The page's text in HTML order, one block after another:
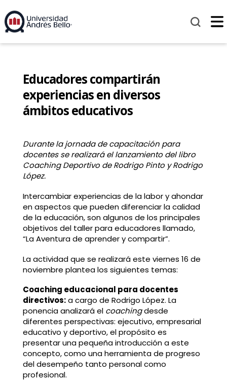
Educadores compartirán
experiencias en diversos
ámbitos educativos
Durante la jornada de capacitación para
docentes se realizará el lanzamiento del libro
Coaching Deportivo de Rodrigo Pinto y Rodrigo
López.
Intercambiar experiencias de la labor y ahondar
en aspectos que pueden diferenciar la calidad
de la educación, son algunos de los principales
objetivos del taller para educadores llamado,
“La Aventura de aprender y compartir”.
La actividad que se realizará este viernes 16 de
noviembre plantea los siguientes temas:
Coaching educacional para docentes
directivos:a cargo de Rodrigo López. La
ponencia analizará el coachingdesde
diferentes perspectivas: ejecutivo, empresarial
educativo y deportivo, el propósito es
presentar una pequeña introducción a este
concepto, como una herramienta de progreso
del desempeño tanto personal como
profesional.